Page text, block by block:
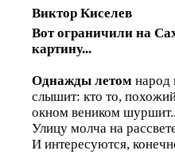
Виктор Киселев
Вот ограничили на
картину...
Однажды летом народ
слышит: кто то,
окном веником
Улицу молча на
И интересуются,